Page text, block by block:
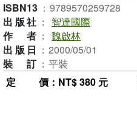
ISBN13 ： 9789570259728
出版社 ：
智達國際
作者 ： 魏啟林
出版日 ： 2000/05/01
裝訂 ： 平裝
定價 ：NT$ 380 元